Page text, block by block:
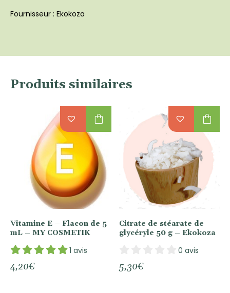
Fournisseur : Ekokoza
Produits similaires
Vitamine E – Flacon de 5
mL – MY COSMETIK
1 avis
4,20€
shopping_bag
Citrate de stéarate de
glycéryle 50 g – Ekokoza
0 avis
5,30€
shopping_bag